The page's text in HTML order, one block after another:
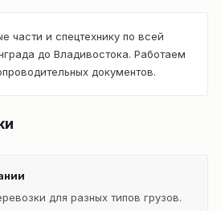
части и спецтехнику по всей
до Владивостока. Работаем
документов.
для разных типов грузов.